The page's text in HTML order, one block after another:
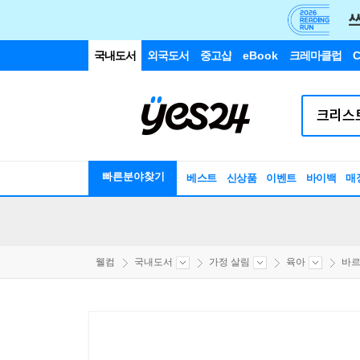
국내도서 외국도서 중고샵 eBook 크레마클럽
빠른분야찾기 베스트 신상품 이벤트 바이백 매
웰컴 국내도서 가정 살림 육아 바